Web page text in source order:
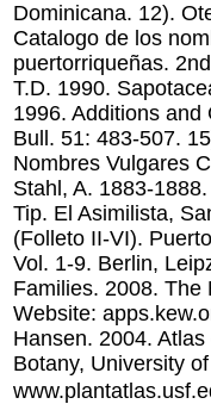
Dominicana. 12).
Catalogo de los
puertorriqueñas.
T.D. 1990.
1996. Additions
Bull. 51: 483-507.
Nombres Vulgares
Stahl, A. 1883-
Tip. El Asimilista,
(Folleto II-VI).
Vol. 1-9. Berlin,
Families. 2008. The
Website:
Hansen. 2004.
Botany, University